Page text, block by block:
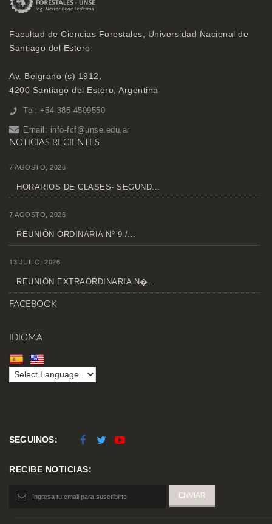
Facultad de Ciencias Forestales, Universidad Nacional de
Santiago del Estero
Av. Belgrano (s) 1912,
4200 Santiago del Estero, Argentina
Tel: +54-385-4509550
Email: info-fcf@unse.edu.ar
NOTICIAS RECIENTES
7 AGOSTO, 2026
HORARIOS DE CLASES- SEGUND...
7 AGOSTO, 2026
REUNIÓN ORDINARIA Nº 9 /...
13 JULIO, 2026
REUNIÓN EXTRAORDINARIA N�...
FACEBOOK
IDIOMA
SEGUINOS:
RECIBE NOTICIAS: